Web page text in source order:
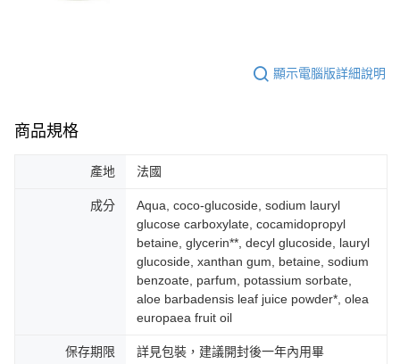
顯示電腦版詳細說明
商品規格
產地 法國
成分
Aqua, coco-glucoside, sodium lauryl
glucose carboxylate, cocamidopropyl
betaine, glycerin**, decyl glucoside, lauryl
glucoside, xanthan gum, betaine, sodium
benzoate, parfum, potassium sorbate,
aloe barbadensis leaf juice powder*, olea
europaea fruit oil
保存期限 詳見包裝，建議開封後一年內用畢